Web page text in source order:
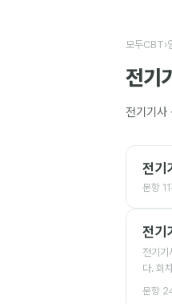
전기기사 암기장
모두CBT›
전기
전기기사
전기
문항 11
전기
전기기
다. 회
문항